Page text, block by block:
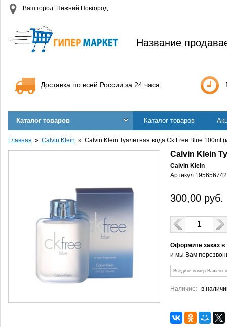
Ваш город: Нижний Новгород
Название
Доставка по всей России за 24 часа
Каталог товаров Каталог товаров
Главная Calvin Klein Calvin Klein Туалетная вода Ck Free Blue 100ml
Calvin Klein
Calvin Klein
Артикул:
300,00 руб.
Оформите заказ
и мы Вам
Наличие: в